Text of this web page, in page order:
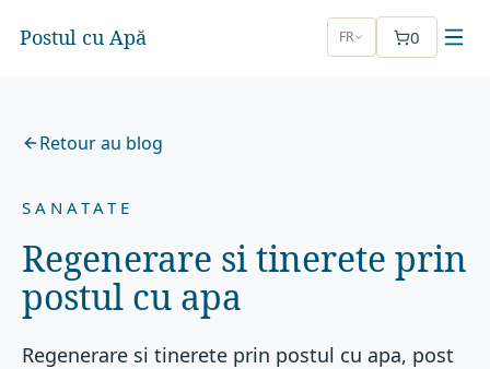
Postul cu Apă FR 0
Retour au blog
SANATATE
Regenerare si tinerete prin
postul cu apa
Regenerare si tinerete prin postul cu apa, post